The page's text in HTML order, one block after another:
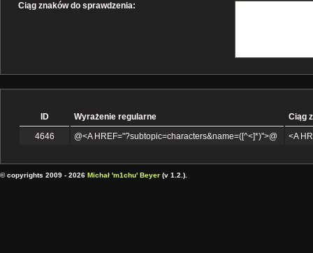
Ciąg znaków do sprawdzenia:
ID Wyrażenie regularne
Ciąg
4646
@<A HREF="?subtopic=characters&name=([^<]*)">@ <A
© copyrights 2009 - 2026 Michał 'm1chu' Beyer (v 1.2.).